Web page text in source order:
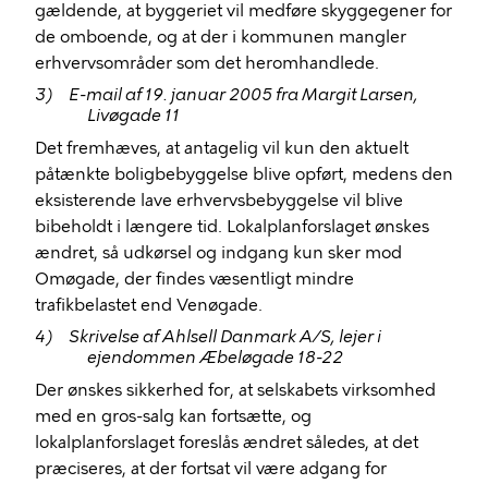
gældende, at byggeriet vil medføre skyggegener for
de omboende, og at der i kommunen mangler
erhvervsområder som det heromhandlede.
3)
E-mail af 19. januar 2005 fra Margit Larsen,
Livøgade 11
Det fremhæves, at antagelig vil kun den aktuelt
påtænkte boligbebyggelse blive opført, medens den
eksisterende lave erhvervsbebyggelse vil blive
bibeholdt i længere tid. Lokalplanforslaget ønskes
ændret, så udkørsel og indgang kun sker mod
Omøgade, der findes væsentligt mindre
trafikbelastet end Venøgade.
4)
Skrivelse af Ahlsell Danmark A/S, lejer i
ejendommen Æbeløgade 18-22
Der ønskes sikkerhed for, at selskabets virksomhed
med en gros-salg kan fortsætte, og
lokalplanforslaget foreslås ændret således, at det
præciseres, at der fortsat vil være adgang for